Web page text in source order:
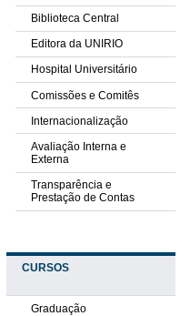
Biblioteca Central
Editora da UNIRIO
Hospital Universitário
Comissões e Comitês
Internacionalização
Avaliação Interna e
Externa
Transparência e
Prestação de Contas
CURSOS
Graduação